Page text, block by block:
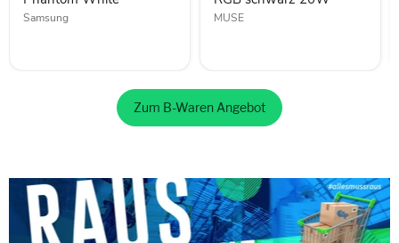
Samsung MUSE
Zum B-Waren Angebot